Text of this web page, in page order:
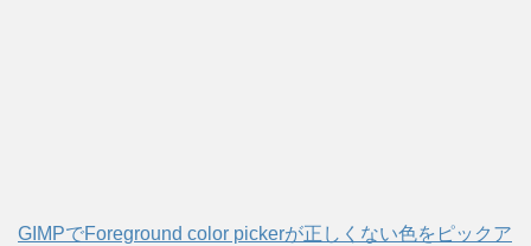
GIMPでForeground color pickerが正しくない色をピックア